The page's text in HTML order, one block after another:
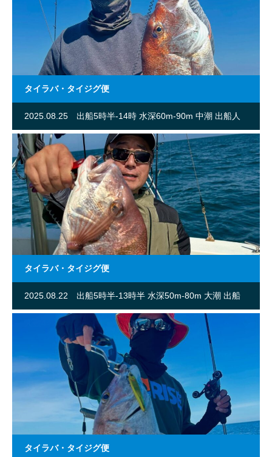
タイラバ・タイジグ便
2025.08.25 出船5時半-14時 水深60m-90m 中潮 出船人
数2名
タイラバ・タイジグ便
2025.08.22 出船5時半-13時半 水深50m-80m 大潮 出船
タイラバ・タイジグ便